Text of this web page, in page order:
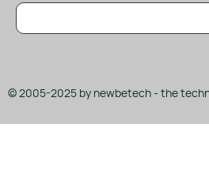
© 2005-2025 by newbetech - the